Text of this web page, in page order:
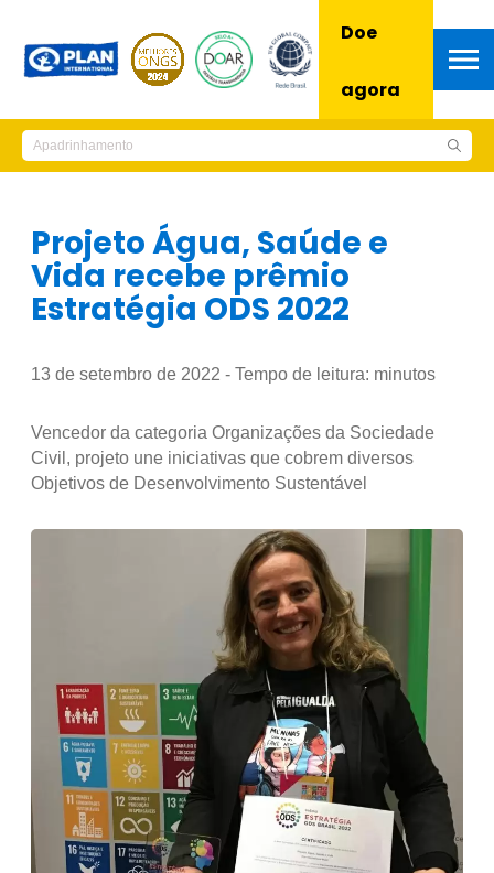
Doe
agora
Projeto Água, Saúde e
Vida recebe prêmio
Estratégia ODS 2022
13 de setembro de 2022 - Tempo de leitura: minutos
Vencedor da categoria Organizações da Sociedade
Civil, projeto une iniciativas que cobrem diversos
Objetivos de Desenvolvimento Sustentável